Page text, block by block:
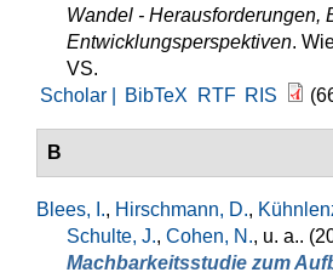
Wandel - Herausforderungen,
Entwicklungsperspektiven.
VS.
Scholar |
BibTeX RTF RIS
B
Blees, I., Hirschmann, D.,
Schulte, J., Cohen, N., u. a..
Machbarkeitsstudie zum